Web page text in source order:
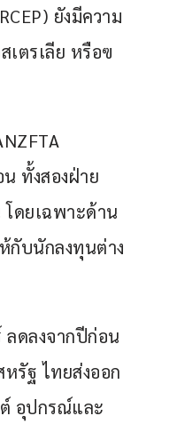
ยังมีความ
เตรเลีย หรือฃ
ทั้งสองฝ่าย
ดยเฉพาะด้าน
กับนักลงทุนต่าง
ลดลงจากปีก่อน
รัฐ ไทยส่งออก
อุปกรณ์และ